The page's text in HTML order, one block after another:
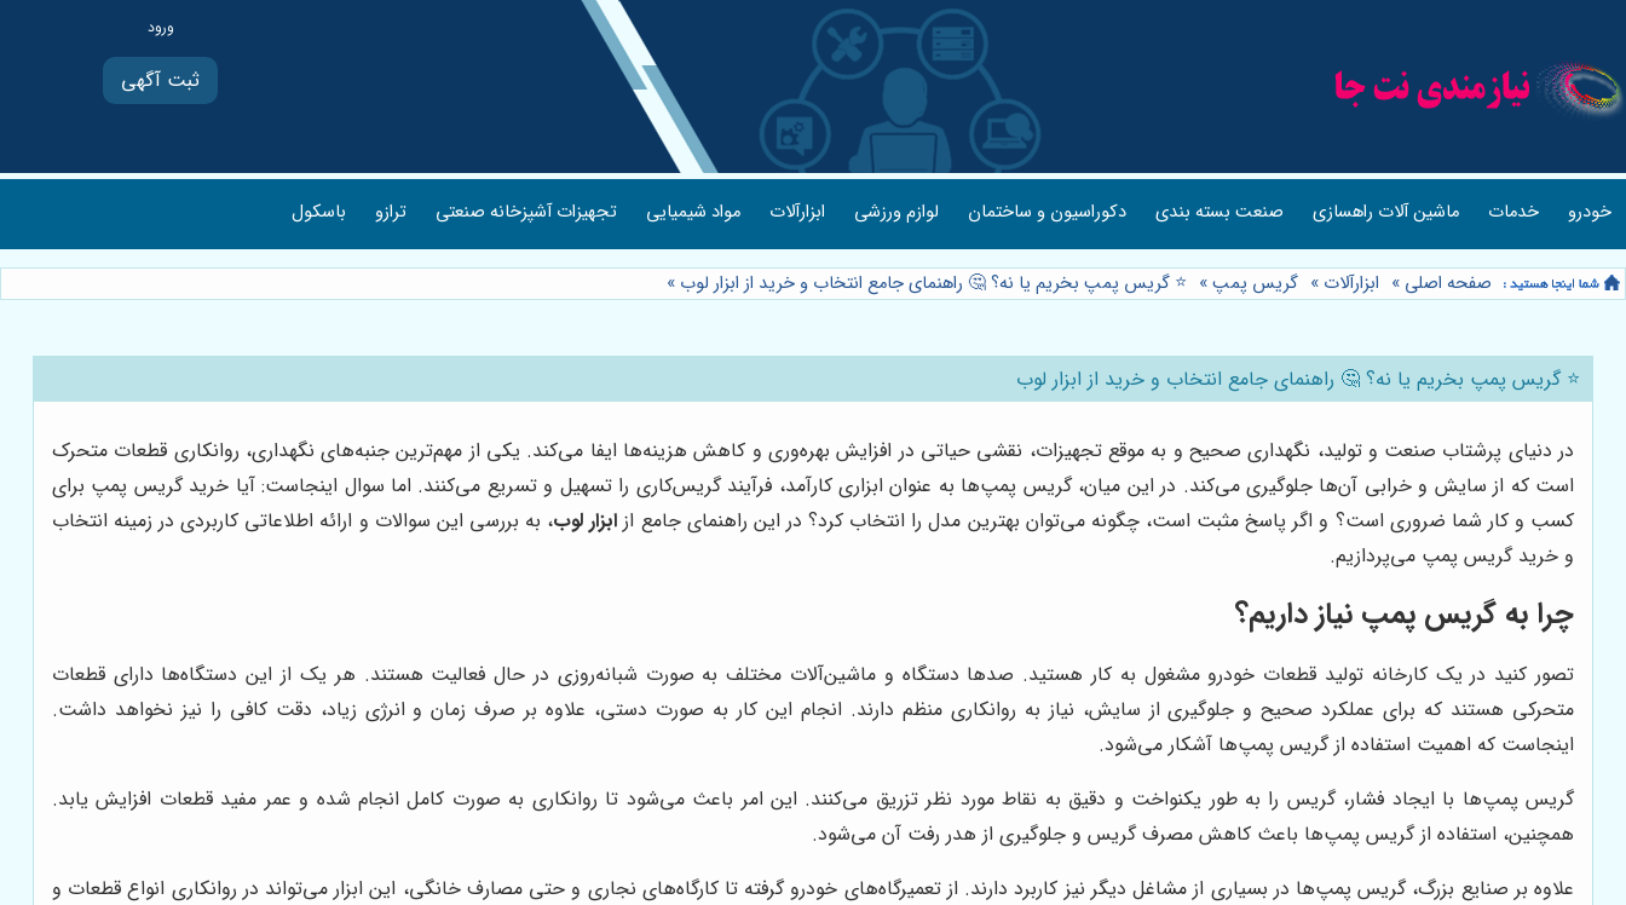
ثبت آگهی
خودرو خدمات ماشین آلات راهسازی صنعت بسته بندی دکوراسیون و ساختمان لوازم ورزشی ابزارآلات مواد شیمیایی تجهیزات آشپزخانه صنعتی ترازو باسکول
صفحه اصلی » ابزارآلات » گریس پمپ» ⭐️ گریس پمپ بخریم یا نه؟ 🤔 راهنمای جامع انتخاب و خرید از ابزار لوب »
⭐️ گریس پمپ بخریم یا نه؟ 🤔 راهنمای جامع انتخاب و خرید از ابزار لوب
در دنیای پرشتاب صنعت و تولید، نگهداری صحیح و به موقع تجهیزات، نقشی حیاتی در افزایش بهره‌وری و کاهش هزینه‌ها ایفا می‌کند. یکی از مهم‌ترین جنبه‌های نگهداری، روانکاری قطعات متحرک
است که از سایش و خرابی آن‌ها جلوگیری می‌کند. در این میان، گریس پمپ‌ها به عنوان ابزاری کارآمد، فرآیند گریس‌کاری را تسهیل و تسریع می‌کنند. اما سوال اینجاست: آیا خرید گریس پمپ برای
کسب و کار شما ضروری است؟ و اگر پاسخ مثبت است، چگونه می‌توان بهترین مدل را انتخاب کرد؟ در این راهنمای جامع از ابزار لوب، به بررسی این سوالات و ارائه اطلاعاتی کاربردی در زمینه انتخاب
و خرید گریس پمپ می‌پردازیم.
چرا به گریس پمپ نیاز داریم؟
تصور کنید در یک کارخانه تولید قطعات خودرو مشغول به کار هستید. صدها دستگاه و ماشین‌آلات مختلف به صورت شبانه‌روزی در حال فعالیت هستند. هر یک از این دستگاه‌ها دارای قطعات
متحرکی هستند که برای عملکرد صحیح و جلوگیری از سایش، نیاز به روانکاری منظم دارند. انجام این کار به صورت دستی، علاوه بر صرف زمان و انرژی زیاد، دقت کافی را نیز نخواهد داشت.
اینجاست که اهمیت استفاده از گریس پمپ‌ها آشکار می‌شود.
گریس پمپ‌ها با ایجاد فشار، گریس را به طور یکنواخت و دقیق به نقاط مورد نظر تزریق می‌کنند. این امر باعث می‌شود تا روانکاری به صورت کامل انجام شده و عمر مفید قطعات افزایش یابد.
همچنین، استفاده از گریس پمپ‌ها باعث کاهش مصرف گریس و جلوگیری از هدر رفت آن می‌شود.
علاوه بر صنایع بزرگ، گریس پمپ‌ها در بسیاری از مشاغل دیگر نیز کاربرد دارند. از تعمیرگاه‌های خودرو گرفته تا کارگاه‌های نجاری و حتی مصارف خانگی، این ابزار می‌تواند در روانکاری انواع قطعات و